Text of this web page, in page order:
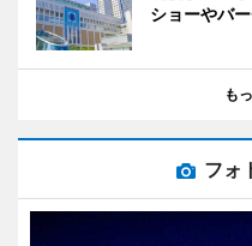
ショーやバ
も
フォ